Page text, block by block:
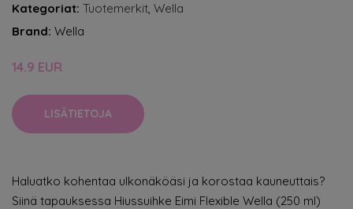
Kategoriat: Tuotemerkit, Wella
Brand: Wella
14.9 EUR
LISÄTIETOJA
Haluatko kohentaa ulkonäköäsi ja korostaa kauneuttais?
Siinä tapauksessa Hiussuihke Eimi Flexible Wella (250 ml)